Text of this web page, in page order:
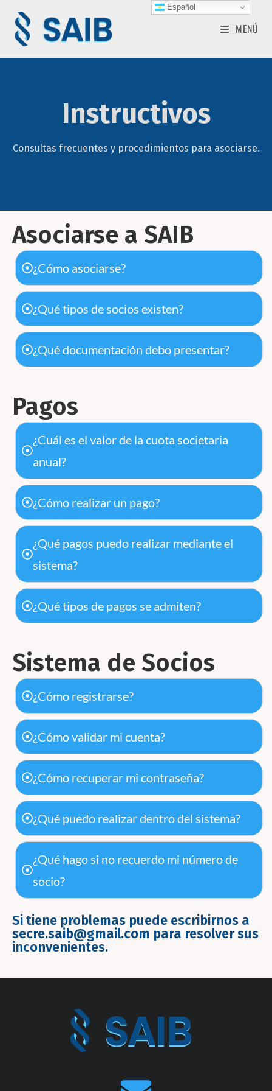
MENÚ
Instructivos
Consultas frecuentes y procedimientos para asociarse.
Asociarse a SAIB
¿Cómo asociarse?
¿Qué tipos de socios existen?
¿Qué documentación debo presentar?
Pagos
¿Cuál es el valor de la cuota societaria
anual?
¿Cómo realizar un pago?
¿Qué pagos puedo realizar mediante el
sistema?
¿Qué tipos de pagos se admiten?
Sistema de Socios
¿Cómo registrarse?
¿Cómo validar mi cuenta?
¿Cómo recuperar mi contraseña?
¿Qué puedo realizar dentro del sistema?
¿Qué hago si no recuerdo mi número de
socio?
Si tiene problemas puede escribirnos a
secre.saib@gmail.com para resolver sus
inconvenientes.
Español